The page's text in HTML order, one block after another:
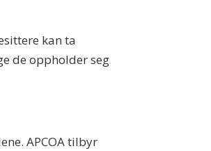
kan ta
de oppholder seg
APCOA tilbyr